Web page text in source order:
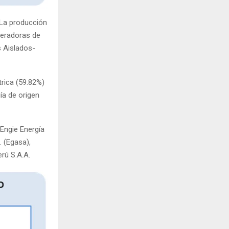
producción
de
Aislados-
(59.82%)
de origen
Energía
(Egasa),
S.A.A.